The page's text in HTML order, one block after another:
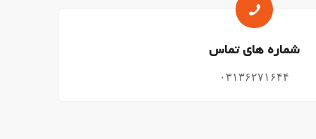
شماره های تماس
۰۳۱۳۶۲۷۱۶۴۴